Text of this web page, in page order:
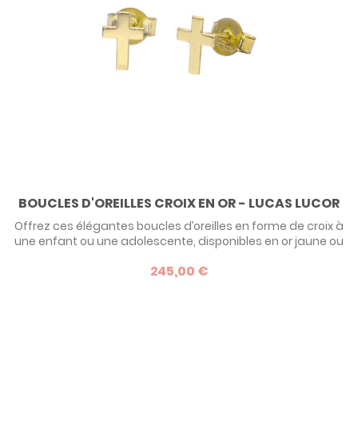
BOUCLES D'OREILLES CROIX EN OR - LUCAS LUCOR
Offrez ces élégantes boucles d’oreilles en forme de croix à
une enfant ou une adolescente, disponibles en or jaune ou
Lucas Lucor, idéal pour un baptême, une communion, un
245,00 €